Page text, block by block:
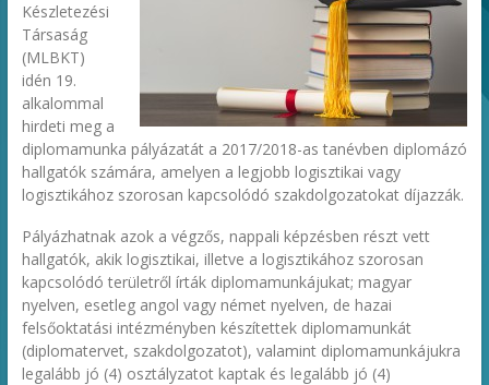
Készletezési
Társaság
(MLBKT)
idén 19.
alkalommal
hirdeti meg a
diplomamunka pályázatát a 2017/2018-as tanévben diplomázó
hallgatók számára, amelyen a legjobb logisztikai vagy
logisztikához szorosan kapcsolódó szakdolgozatokat díjazzák.
Pályázhatnak azok a végzős, nappali képzésben részt vett
hallgatók, akik logisztikai, illetve a logisztikához szorosan
kapcsolódó területről írták diplomamunkájukat; magyar
nyelven, esetleg angol vagy német nyelven, de hazai
felsőoktatási intézményben készítettek diplomamunkát
(diplomatervet, szakdolgozatot), valamint diplomamunkájukra
legalább jó (4) osztályzatot kaptak és legalább jó (4)